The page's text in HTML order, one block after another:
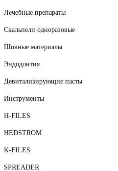
Лечебные препараты
Скальпели одноразовые
Шовные материалы
Эндодонтия
Девитализирующие пасты
Инструменты
H-FILES
HEDSTROM
K-FILES
SPREADER